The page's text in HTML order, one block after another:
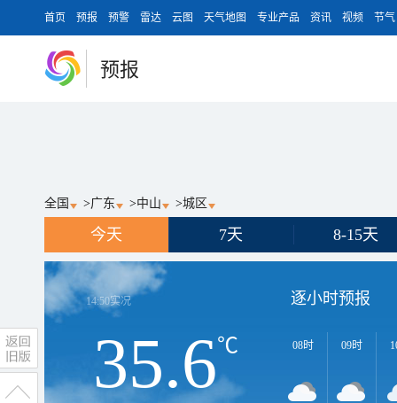
首页 预报 预警 雷达 云图 天气地图 专业产品 资讯 视频 节气
预报
全国 >广东 >中山 >城区
今天 7天 8-15天
14:50实况
35.6℃
逐小时预报
08时 09时